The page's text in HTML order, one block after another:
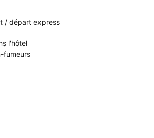
/ départ express
l'hôtel
fumeurs